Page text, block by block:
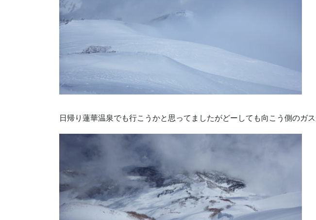
日帰り蓮華温泉でも行こうかと思ってましたがどーしても向こう側のガス